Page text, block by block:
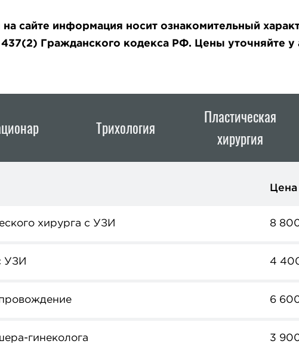
на сайте информация носит ознакомительный
Гражданского кодекса РФ. Цены уточняйте
Трихология
Пластическая
хирургия
Цена
хирурга с УЗИ 8
УЗИ 4
6
гинеколога 3